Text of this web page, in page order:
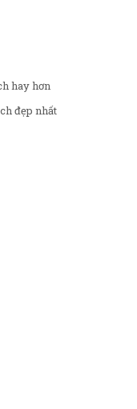
hay hơn
đẹp nhất